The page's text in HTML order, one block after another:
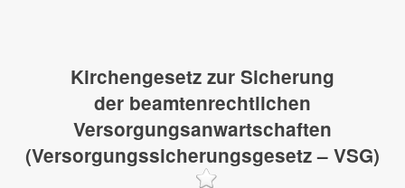
Kirchengesetz zur Sicherung
der beamtenrechtlichen
Versorgungsanwartschaften
(Versorgungssicherungsgesetz – VSG)